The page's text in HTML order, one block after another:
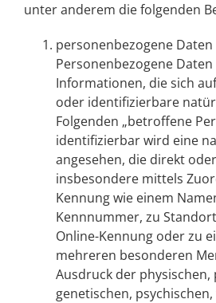
unter anderem die folgenden
personenbezogene Daten
Personenbezogene
Informationen, die sich
oder identifizierbare
Folgenden „betroffene
identifizierbar wird eine
angesehen, die direkt
insbesondere mittels
Kennung wie einem
Kennnummer, zu
Online-Kennung oder zu
mehreren besonderen
Ausdruck der physischen,
genetischen,